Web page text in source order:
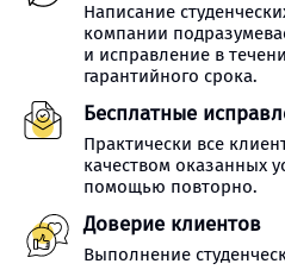
Написание
компании
и исправление в
гарантийного срока.
Бесплатные
Практически все
качеством оказанных
помощью повторно.
Доверие клиентов
Выполнение